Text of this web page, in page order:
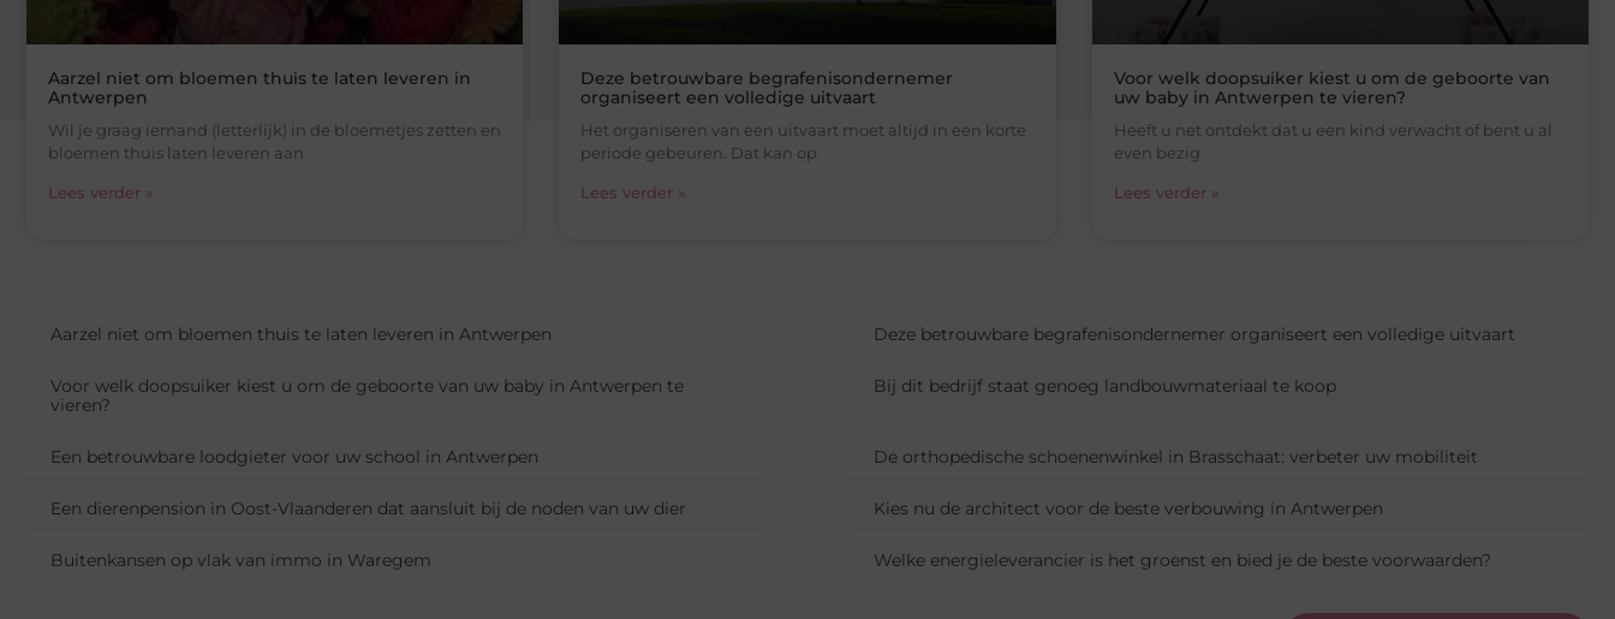
Aarzel niet om bloemen thuis te laten leveren in
Antwerpen
Wil je graag iemand (letterlijk) in de bloemetjes zetten en
bloemen thuis laten leveren aan
Lees verder »
Deze betrouwbare begrafenisondernemer
organiseert een volledige uitvaart
Het organiseren van een uitvaart moet altijd in een korte
periode gebeuren. Dat kan op
Lees verder »
Voor welk doopsuiker kiest u om de geboorte van
uw baby in Antwerpen te vieren?
Heeft u net ontdekt dat u een kind verwacht of bent u al
even bezig
Lees verder »
Aarzel niet om bloemen thuis te laten leveren in Antwerpen Deze betrouwbare begrafenisondernemer organiseert een volledige uitvaart
Voor welk doopsuiker kiest u om de geboorte van uw baby in Antwerpen te
vieren?
Bij dit bedrijf staat genoeg landbouwmateriaal te koop
Een betrouwbare loodgieter voor uw school in Antwerpen De orthopedische schoenenwinkel in Brasschaat: verbeter uw mobiliteit
Een dierenpension in Oost-Vlaanderen dat aansluit bij de noden van uw dier Kies nu de architect voor de beste verbouwing in Antwerpen
Buitenkansen op vlak van immo in Waregem Welke energieleverancier is het groenst en bied je de beste voorwaarden?